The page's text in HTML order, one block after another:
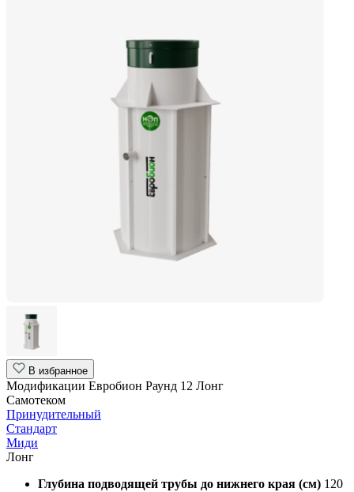
В избранное
Модификации Евробион Раунд 12 Лонг
Самотеком
Принудительный
Стандарт
Миди
Лонг
Глубина подводящей трубы до нижнего края (см) 120